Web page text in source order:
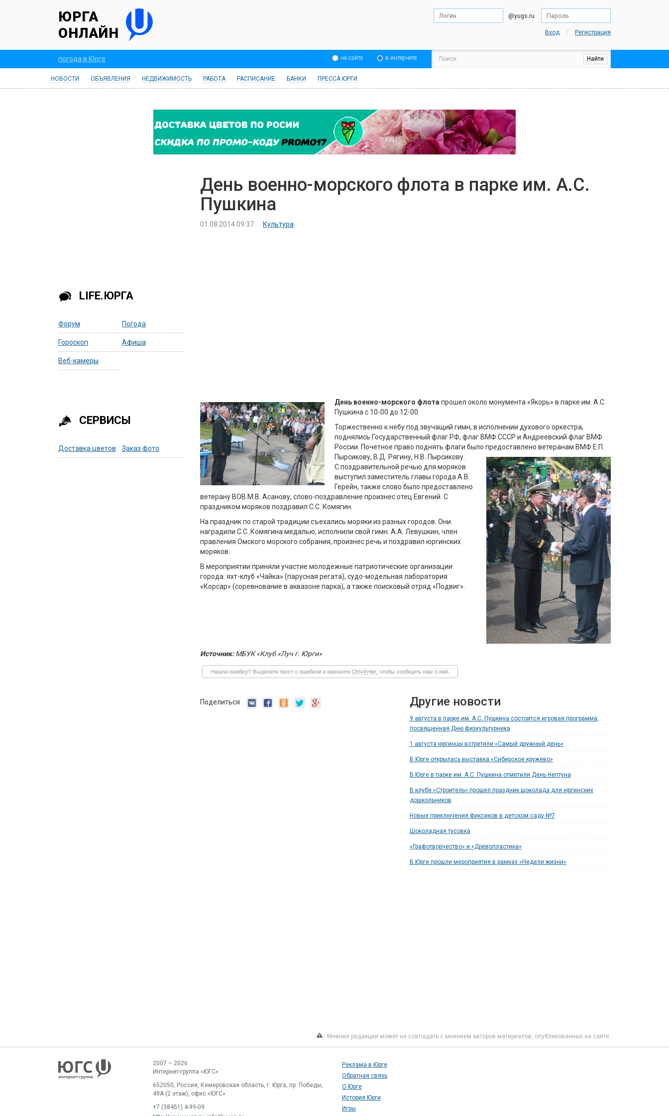
ЮРГА
ОНЛАЙН
@yugs.ru
Вход / Регистрация
погода в Юрге на сайте в интернете
НОВОСТИ ОБЪЯВЛЕНИЯ НЕДВИЖИМОСТЬ РАБОТА РАСПИСАНИЕ БАНКИ ПРЕССА ЮРГИ
LIFE.ЮРГА
Форум Погода
Гороскоп Афиша
Веб-камеры
СЕРВИСЫ
Доставка цветов Заказ фото
День военно-морского флота в парке им. А.С.
Пушкина
01.08.2014 09:37 Культура
День военно-морского флота прошел около монумента «Якорь» в парке им. А.С.
Пушкина с 10-00 до 12-00.
Торжественно к небу под звучащий гимн, в исполнении духового оркестра,
поднялись Государственный флаг РФ, флаг ВМФ СССР и Андреевский флаг ВМФ
России. Почетное право поднять флаги было предоставлено ветеранам ВМФ Е.П.
Пырсикову, В.Д. Рягину, Н.В. Пырсикову.
С поздравительной речью для моряков
выступил заместитель главы города А.В.
Герейн, также слово было предоставлено
ветерану ВОВ М.В. Асанову, слово-поздравление произнес отец Евгений. С
праздником моряков поздравил С.С. Комягин.
На праздник по старой традиции съехались моряки из разных городов. Они
наградили С.С. Комягина медалью, исполнили свой гимн. А.А. Левушкин, член
правления Омского морского собрания, произнес речь и поздравил юргинских
моряков.
В мероприятии приняли участие молодежные патриотические организации
города: яхт-клуб «Чайка» (парусная регата), судо-модельная лаборатория
«Корсар» (соревнование в аквазоне парка), а также поисковый отряд «Подвиг».
Источник:МБУК «Клуб «Луч г. Юрги»
Поделиться Другие новости
9 августа в парке им. А.С. Пушкина состоится игровая программа,
посвященная Дню физкультурника
1 августа юргинцы встретили «Самый дружный день»
В Юрге открылась выставка «Сибирское кружево»
В Юрге в парке им. А.С. Пушкина отметили День Нептуна
В клубе «Строитель» прошел праздник шоколада для юргинских
дошкольников
Новые приключения фиксиков в детском саду №7
Шоколадная тусовка
«Графотворчество» и «Древопластика»
В Юрге прошли мероприятия в рамках «Недели жизни»
Мнение редакции может не совпадать с мнением авторов материалов, опубликованных на сайте.
2007 – 2026
Интернет-группа «ЮГС»
652050, Россия, Кемеровская область, г. Юрга, пр. Победы,
49А (2 этаж), офис «ЮГС»
+7 (38451) 4-99-09
Реклама в Юрге
Обратная связь
О Юрге
История Юрги
Игры